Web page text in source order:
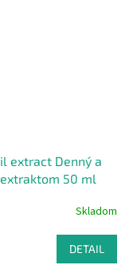
extract Denný a
50 ml
Skladom
DETAIL